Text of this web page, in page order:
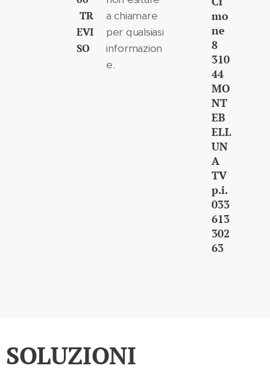
TR
EVI
SO
a chiamare
per qualsiasi
informazion
e.
mo
ne
8
310
44
MO
NT
EB
ELL
UN
A
TV
p.i.
033
613
302
63
SOLUZIONI